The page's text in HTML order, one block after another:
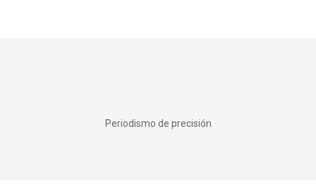
Periodismo de precisión